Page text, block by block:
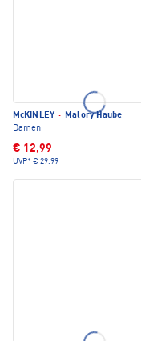
McKINLEY · Malory Haube
Damen
€ 12,99
UVP* € 29,99